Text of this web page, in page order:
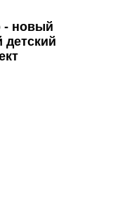
- новый
детский